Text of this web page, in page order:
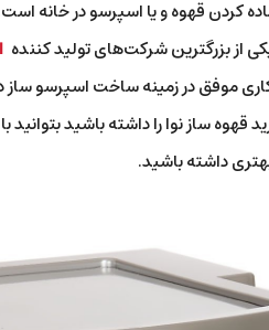
کردن قهوه و یا اسپرسو در خانه
از بزرگترین شرکت‌های تولید کننده
موفق در زمینه ساخت اسپرسو ساز
قهوه ساز نوا را داشته باشید
داشته باشید.